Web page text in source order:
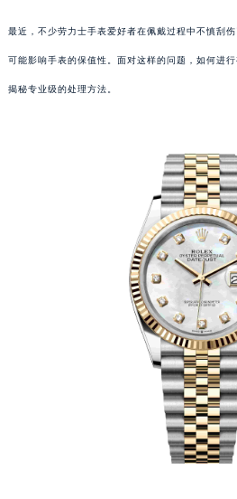
最近，不少劳力士手表爱好者在佩戴过程中不慎刮
可能影响手表的保值性。面对这样的问题，如何进
揭秘专业级的处理方法。